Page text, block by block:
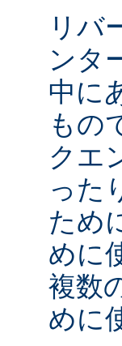
リバ
ンタ
中に
もの
クエ
った
ため
めに
複数
めに